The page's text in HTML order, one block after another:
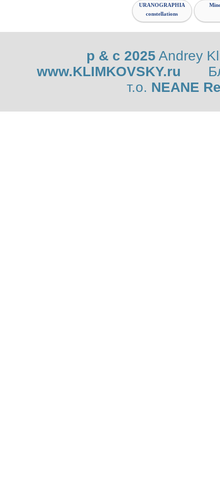
URANOGRAPHIA
constellations
p & c 2025 Andrey
www.KLIMKOVSKY.ru
т.о. NEANE